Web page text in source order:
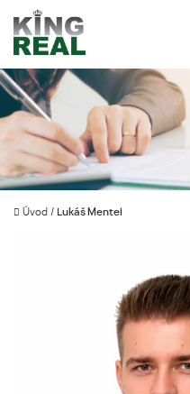
Úvod / Lukáš Mentel